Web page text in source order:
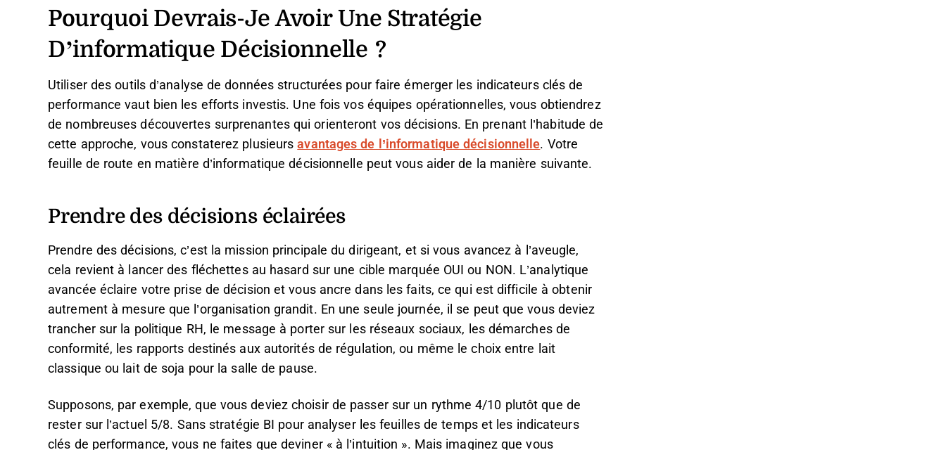
Pourquoi Devrais-Je Avoir Une Stratégie
D’informatique Décisionnelle ?
Utiliser des outils d’analyse de données structurées pour faire émerger les indicateurs clés de
performance vaut bien les efforts investis. Une fois vos équipes opérationnelles, vous obtiendrez
de nombreuses découvertes surprenantes qui orienteront vos décisions. En prenant l’habitude de
cette approche, vous constaterez plusieursavantages de l’informatique décisionnelle. Votre
feuille de route en matière d’informatique décisionnelle peut vous aider de la manière suivante.
Prendre des décisions éclairées
Prendre des décisions, c’est la mission principale du dirigeant, et si vous avancez à l’aveugle,
cela revient à lancer des fléchettes au hasard sur une cible marquée OUI ou NON. L’analytique
avancée éclaire votre prise de décision et vous ancre dans les faits, ce qui est difficile à obtenir
autrement à mesure que l’organisation grandit. En une seule journée, il se peut que vous deviez
trancher sur la politique RH, le message à porter sur les réseaux sociaux, les démarches de
conformité, les rapports destinés aux autorités de régulation, ou même le choix entre lait
classique ou lait de soja pour la salle de pause.
Supposons, par exemple, que vous deviez choisir de passer sur un rythme 4/10 plutôt que de
rester sur l’actuel 5/8. Sans stratégie BI pour analyser les feuilles de temps et les indicateurs
clés de performance, vous ne faites que deviner « à l’intuition ». Mais imaginez que vous